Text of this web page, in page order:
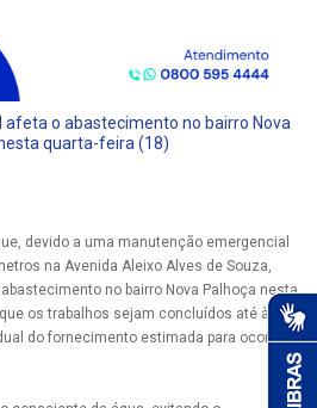
o abastecimento no bairro Nova
quarta-feira (18)
devido a uma manutenção emergencial
na Avenida Aleixo Alves de Souza,
no bairro Nova Palhoça nesta
os trabalhos sejam concluídos até às
do fornecimento estimada para ocorrer